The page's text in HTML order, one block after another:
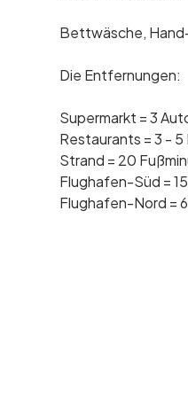
Bettwäsche,
Die Entfernungen:
Supermarkt = 3
Restaurants = 3 -
Strand = 20
Flughafen-Süd =
Flughafen-Nord =